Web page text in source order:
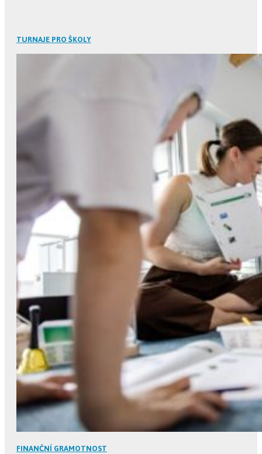
TURNAJE PRO ŠKOLY
FINANČNÍ GRAMOTNOST